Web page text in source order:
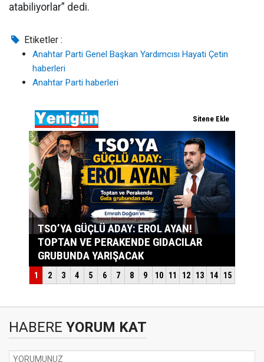
atabiliyorlar” dedi.
Etiketler :
Anahtar Parti Genel Başkan Yardımcısı Hayati Çetin
haberleri
Anahtar Parti haberleri
HABERE YORUM KAT